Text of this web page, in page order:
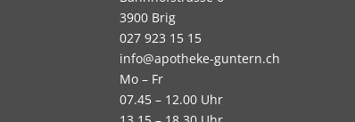
3900 Brig
027 923 15 15
info@apotheke-guntern.ch
Mo – Fr
07.45 – 12.00 Uhr